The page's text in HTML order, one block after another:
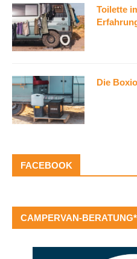
Toilette
Die
FACEBOOK
CAMPERVAN-BERATUNG*